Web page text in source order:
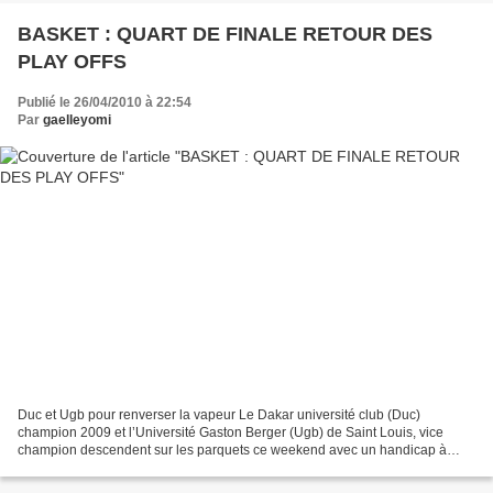
BASKET : QUART DE FINALE RETOUR DES
PLAY OFFS
Publié le 26/04/2010 à 22:54
Par gaelleyomi
Duc et Ugb pour renverser la vapeur Le Dakar université club (Duc)
champion 2009 et l’Université Gaston Berger (Ugb) de Saint Louis, vice
champion descendent sur les parquets ce weekend avec un handicap à